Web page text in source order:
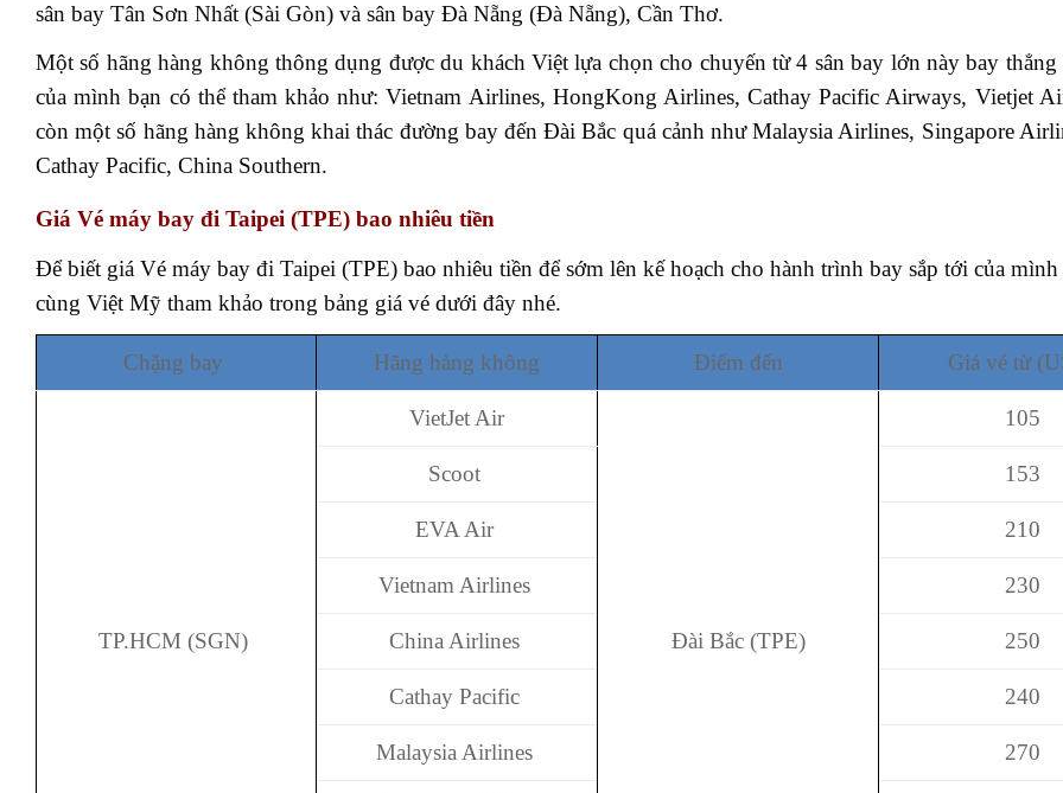
sân bay Tân Sơn Nhất (Sài Gòn) và sân bay Đà Nẵng (Đà Nẵng), Cần Thơ.
Một số hãng hàng không thông dụng được du khách Việt lựa chọn cho chuyến từ 4 sân bay lớn này bay
của mình bạn có thể tham khảo như: Vietnam Airlines, HongKong Airlines, Cathay Pacific Airways, Vietjet
còn một số hãng hàng không khai thác đường bay đến Đài Bắc quá cảnh như Malaysia Airlines, Singapore
Cathay Pacific, China Southern.
Giá Vé máy bay đi Taipei (TPE) bao nhiêu tiền
Để biết giá Vé máy bay đi Taipei (TPE) bao nhiêu tiền để sớm lên kế hoạch cho hành trình bay sắp tới của
cùng Việt Mỹ tham khảo trong bảng giá vé dưới đây nhé.
Chặng bay Hãng hàng không Điểm đến Giá vé từ
TP.HCM (SGN)
VietJet Air
Đài Bắc (TPE)
105
Scoot 153
EVA Air 210
Vietnam Airlines 230
China Airlines 250
Cathay Pacific 240
Malaysia Airlines 270